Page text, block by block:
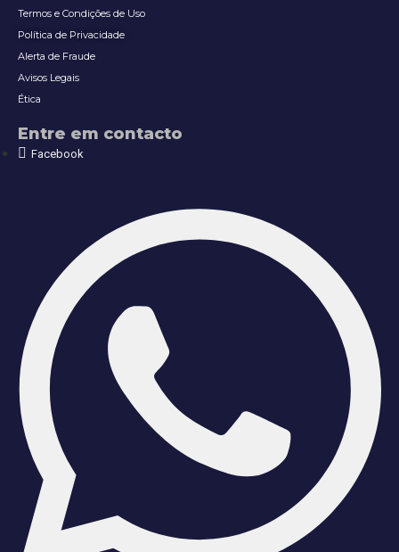
Termos e Condições de Uso
Política de Privacidade
Alerta de Fraude
Avisos Legais
Ética
Entre em contacto
Facebook